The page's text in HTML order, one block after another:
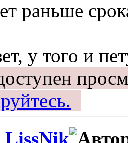
раньше
у того и
LissNik